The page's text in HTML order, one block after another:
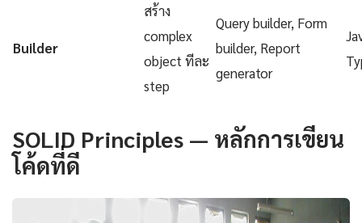
Builder
สร้าง
complex
object ทีละ
step
Query builder, Form
builder, Report
generator
SOLID Principles — หลักการเขียน
โค้ดที่ดี